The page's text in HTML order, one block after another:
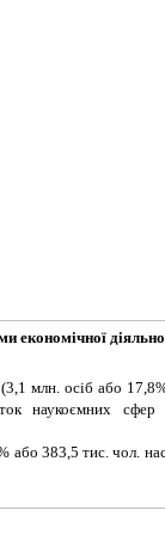
економічної
млн. осіб або
наукоємних
383,5 тис. чол.